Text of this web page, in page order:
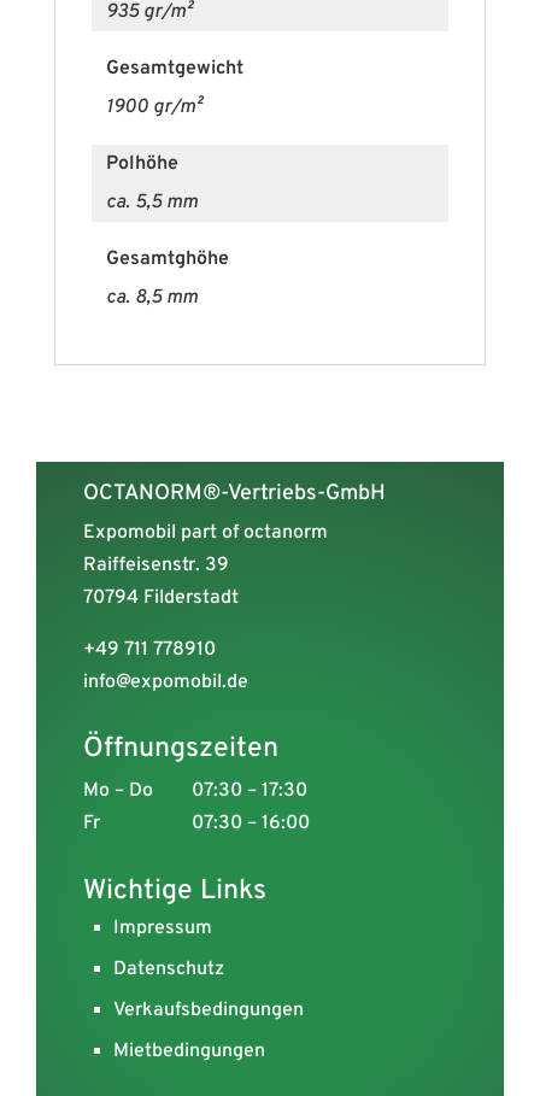
935 gr/m²
Gesamtgewicht
1900 gr/m²
Polhöhe
ca. 5,5 mm
Gesamtghöhe
ca. 8,5 mm
OCTANORM®-Vertriebs-GmbH
Expomobil part of octanorm
Raiffeisenstr. 39
70794 Filderstadt
+49 711 778910
info@expomobil.de
Öffnungszeiten
Mo – Do
07:30 – 17:30
Fr
07:30 – 16:00
Wichtige Links
Impressum
Datenschutz
Verkaufsbedingungen
Mietbedingungen